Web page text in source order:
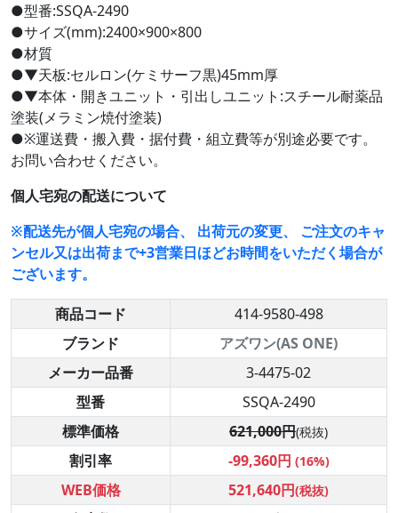
●型番:SSQA-2490
●サイズ(mm):2400×900×800
●材質
●▼天板:セルロン(ケミサーフ黒)45mm厚
●▼本体・開きユニット・引出しユニット:スチール耐薬品
塗装(メラミン焼付塗装)
●※運送費・搬入費・据付費・組立費等が別途必要です。
お問い合わせください。
個人宅宛の配送について
※配送先が個人宅宛の場合、 出荷元の変更、 ご注文のキャ
ンセル又は出荷まで+3営業日ほどお時間をいただく場合が
ございます。
商品コード
414-9580-498
ブランド
アズワン(AS ONE)
メーカー品番
3-4475-02
型番
SSQA-2490
標準価格
621,000円(税抜)
割引率 -99,360円 (16%)
WEB価格 521,640円(税抜)